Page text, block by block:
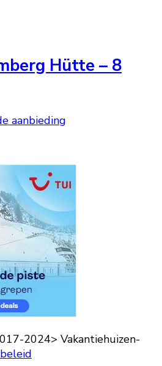
Hütte – 8
aanbieding
2024> Vakantiehuizen-